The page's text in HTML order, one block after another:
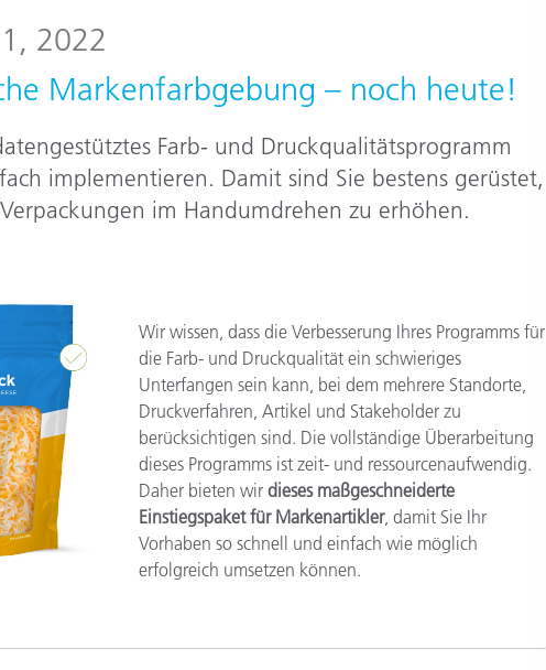
2022
Markenfarbgebung – noch heute!
Farb- und Druckqualitätsprogramm
implementieren. Damit sind Sie bestens gerüstet,
im Handumdrehen zu erhöhen.
Wir wissen, dass die Verbesserung Ihres Programms für
die Farb- und Druckqualität ein schwieriges
Unterfangen sein kann, bei dem mehrere Standorte,
Druckverfahren, Artikel und Stakeholder zu
berücksichtigen sind. Die vollständige Überarbeitung
dieses Programms ist zeit- und ressourcenaufwendig.
Daher bieten wir dieses maßgeschneiderte
Einstiegspaket für Markenartikler, damit Sie Ihr
Vorhaben so schnell und einfach wie möglich
erfolgreich umsetzen können.